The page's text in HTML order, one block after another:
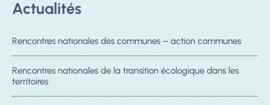
Actualités
Rencontres nationales des communes – action communes
Rencontres nationales de la transition écologique dans les
territoires